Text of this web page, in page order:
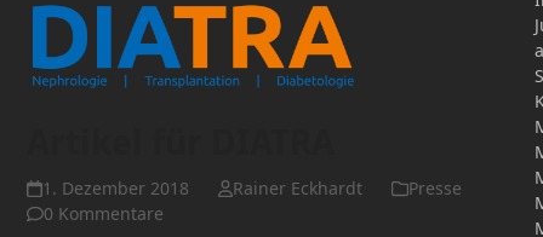
1. Dezember 2018 Rainer Eckhardt
Presse
0 Kommentare